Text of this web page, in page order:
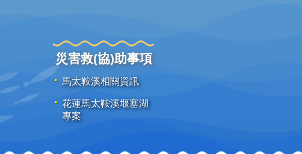
災害救(協)助事項
馬太鞍溪相關資訊
花蓮馬太鞍溪堰塞湖
專案